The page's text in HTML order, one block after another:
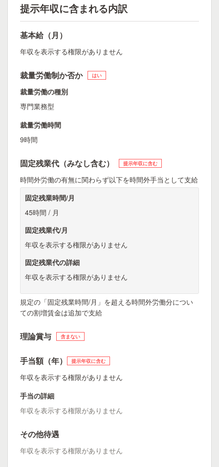
提示年収に含まれる内訳
基本給（月）
年収を表示する権限がありません
裁量労働制か否か はい
裁量労働の種別
専門業務型
裁量労働時間
9時間
固定残業代（みなし含む） 提示年収に含む
時間外労働の有無に関わらず以下を時間外手当として支給
固定残業時間/月
45時間 / 月
固定残業代/月
年収を表示する権限がありません
固定残業代の詳細
年収を表示する権限がありません
規定の「固定残業時間/月」を超える時間外労働分につい
ての割増賃金は追加で支給
理論賞与 含まない
手当額（年） 提示年収に含む
年収を表示する権限がありません
手当の詳細
年収を表示する権限がありません
その他待遇
年収を表示する権限がありません